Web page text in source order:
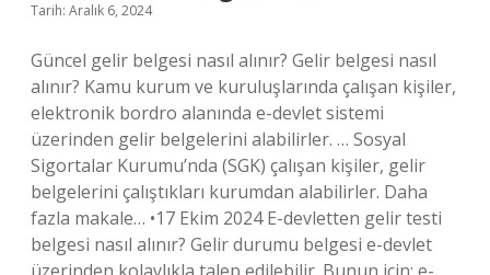
Tarih: Aralık 6, 2024
Güncel gelir belgesi nasıl alınır? Gelir belgesi nasıl
alınır? Kamu kurum ve kuruluşlarında çalışan kişiler,
elektronik bordro alanında e-devlet sistemi
üzerinden gelir belgelerini alabilirler. … Sosyal
Sigortalar Kurumu’nda (SGK) çalışan kişiler, gelir
belgelerini çalıştıkları kurumdan alabilirler. Daha
fazla makale… •17 Ekim 2024 E-devletten gelir testi
belgesi nasıl alınır? Gelir durumu belgesi e-devlet